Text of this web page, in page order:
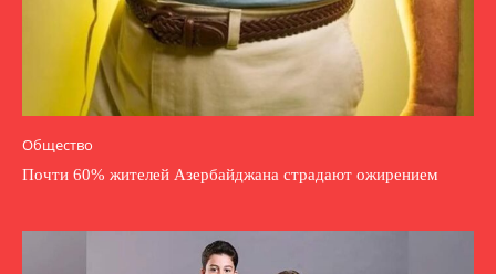
Общество
Почти 60% жителей Азербайджана страдают ожирением